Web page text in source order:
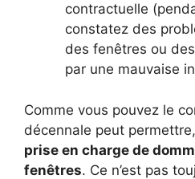
contractuelle
constatez des
des fenêtres ou
par une mauvaise
Comme vous pouvez le
décennale peut
prise en charge de
fenêtres. Ce n’est pas